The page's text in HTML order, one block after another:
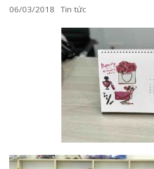
06/03/2018 Tin tức